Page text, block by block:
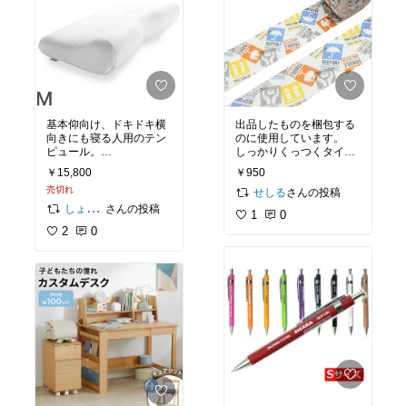
基本仰向け、ドキドキ横
向きにも寝る人用のテン
ピュール。
これにたどり着くまでに
本当に色々枕を試しまし
たが、肩こりが治らず、
頭痛で目がさめることも
が嘘のようです！！もう
ん！
￥15,800
売切れ
しょうルーム さんの投稿
2 0
出品したものを梱包する
のに使用しています。
しっかりくっつくタイプ
なので、ダンボールにも
ピタッ！
￥950
せしるさんの投稿
1 0